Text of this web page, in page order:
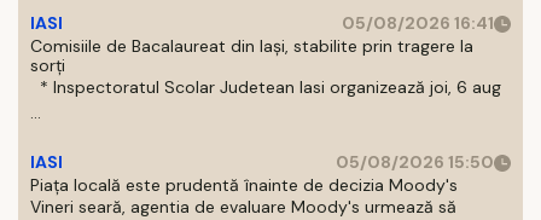
IASI
05/08/2026 16:41
Comisiile de Bacalaureat din Iași, stabilite prin tragere la
sorți
* Inspectoratul Scolar Judetean Iasi organizează joi, 6 aug
...
IASI
05/08/2026 15:50
Piața locală este prudentă înainte de decizia Moody's
Vineri seară, agentia de evaluare Moody's urmează să